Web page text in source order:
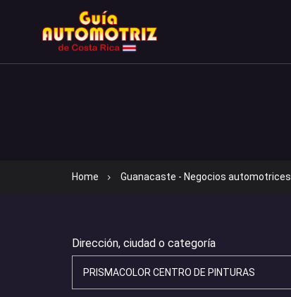
Home Guanacaste - Negocios automotrices
Dirección, ciudad o categoría